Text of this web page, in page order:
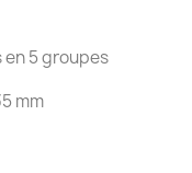
5 groupes
mm